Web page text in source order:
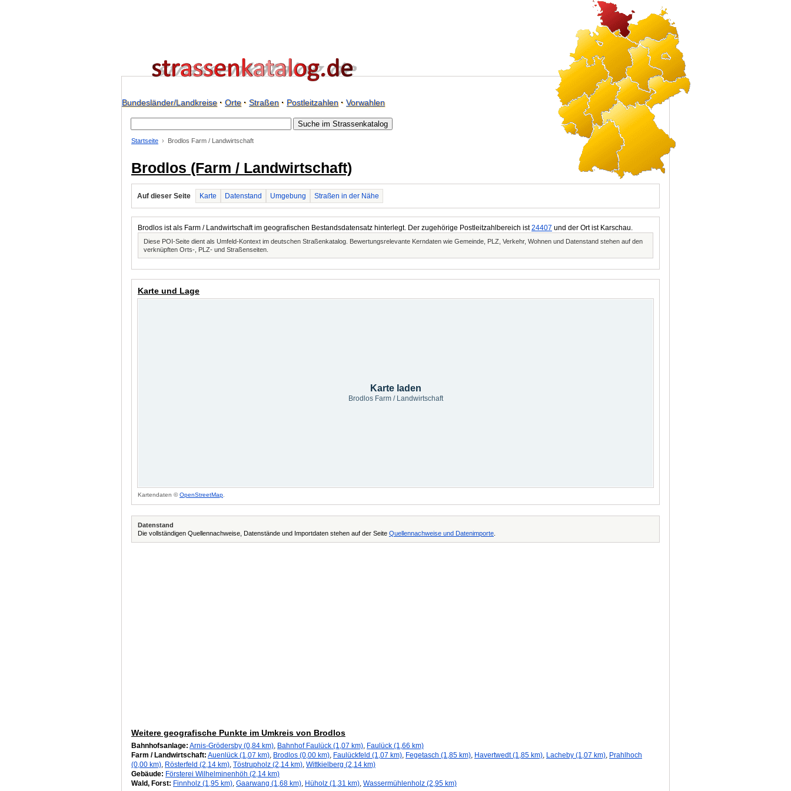
Bundesländer/Landkreise· Orte· Straßen· Postleitzahlen· Vorwahlen
Startseite Brodlos Farm / Landwirtschaft
Brodlos (Farm / Landwirtschaft)
Auf dieser Seite Karte Datenstand Umgebung Straßen in der Nähe
Brodlos ist als Farm / Landwirtschaft im geografischen Bestandsdatensatz hinterlegt. Der zugehörige Postleitzahlbereich ist24407 und der Ort ist Karschau.
Diese POI-Seite dient als Umfeld-Kontext im deutschen Straßenkatalog. Bewertungsrelevante Kerndaten wie Gemeinde, PLZ, Verkehr, Wohnen und Datenstand stehen auf den
verknüpften Orts-, PLZ- und Straßenseiten.
Karte und Lage
Karte laden
Brodlos Farm / Landwirtschaft
Kartendaten ©OpenStreetMap
Datenstand
Die vollständigen Quellennachweise, Datenstände und Importdaten stehen auf der Seite Quellennachweise und Datenimporte
Weitere geografische Punkte im Umkreis von Brodlos
Bahnhofsanlage: Arnis-Grödersby (0,84 km), Bahnhof Faulück (1,07 km), Faulück (1,66 km)
Farm / Landwirtschaft: Auenlück (1,07 km), Brodlos (0,00 km), Faulückfeld (1,07 km), Fegetasch (1,85 km), Havertwedt (1,85 km), Lacheby (1,07 km), Prahlhoch
(0,00 km), Rösterfeld (2,14 km), Töstrupholz (2,14 km), Wittkielberg (2,14 km)
Gebäude: Försterei Wilhelminenhöh (2,14 km)
Wald, Forst: Finnholz (1,95 km), Gaarwang (1,68 km), Hüholz (1,31 km), Wassermühlenholz (2,95 km)